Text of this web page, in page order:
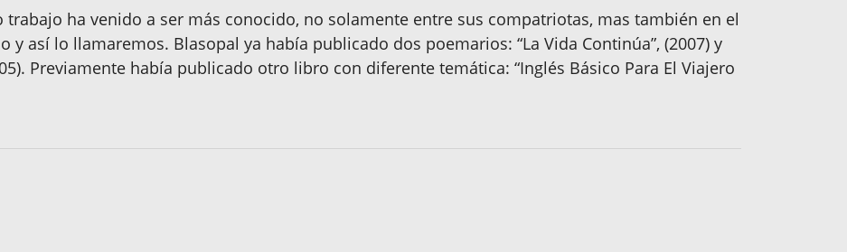
ha venido a ser más conocido, no solamente entre sus compatriotas, mas también en el
y así lo llamaremos. Blasopal ya había publicado dos poemarios: “La Vida Continúa”, (2007) y
Previamente había publicado otro libro con diferente temática: “Inglés Básico Para El Viajero